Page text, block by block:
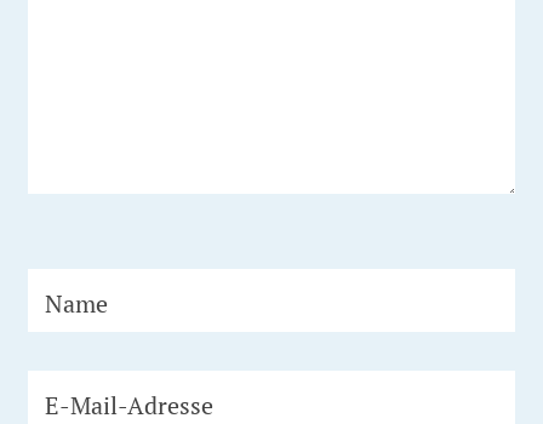
Name
E-Mail-Adresse